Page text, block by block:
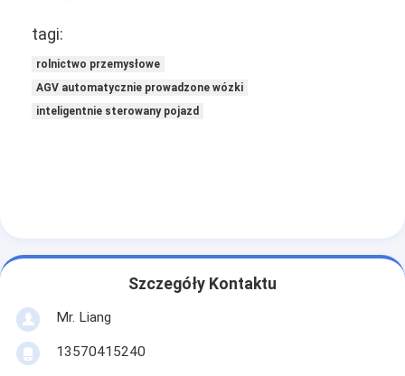
tagi:
rolnictwo przemysłowe
AGV automatycznie prowadzone wózki
inteligentnie sterowany pojazd
Szczegóły Kontaktu
Mr. Liang
13570415240